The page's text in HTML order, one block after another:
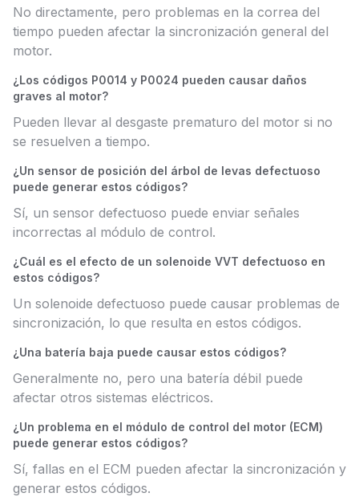
No directamente, pero problemas en la correa del
tiempo pueden afectar la sincronización general del
motor.
¿Los códigos P0014 y P0024 pueden causar daños
graves al motor?
Pueden llevar al desgaste prematuro del motor si no
se resuelven a tiempo.
¿Un sensor de posición del árbol de levas defectuoso
puede generar estos códigos?
Sí, un sensor defectuoso puede enviar señales
incorrectas al módulo de control.
¿Cuál es el efecto de un solenoide VVT defectuoso en
estos códigos?
Un solenoide defectuoso puede causar problemas de
sincronización, lo que resulta en estos códigos.
¿Una batería baja puede causar estos códigos?
Generalmente no, pero una batería débil puede
afectar otros sistemas eléctricos.
¿Un problema en el módulo de control del motor (ECM)
puede generar estos códigos?
Sí, fallas en el ECM pueden afectar la sincronización y
generar estos códigos.